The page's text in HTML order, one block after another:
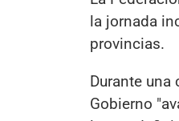
la jornada
provincias.
Durante
Gobierno